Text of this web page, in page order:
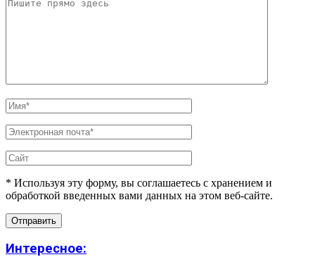
* Используя эту форму, вы соглашаетесь с хранением и
обработкой введенных вами данных на этом веб-сайте.
Интересное: